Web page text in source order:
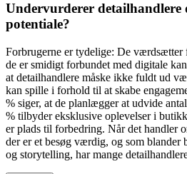
Undervurderer detailhandlere
potentiale?
Forbrugerne er tydelige: De
de er smidigt forbundet med digitale
at detailhandlere måske ikke fuldt ud
kan spille i forhold til at skabe
% siger, at de planlægger at udvide
% tilbyder eksklusive oplevelser i
er plads til forbedring. Når det handler
der er et besøg værdig, og som blander
og storytelling, har mange